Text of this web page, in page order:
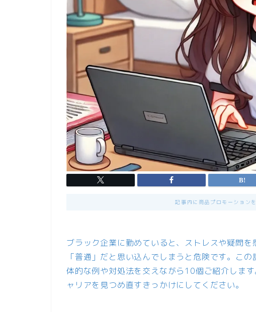
記事内に商品プロモーション
ブラック企業に勤めていると、ストレスや疑問
「普通」だと思い込んでしまうと危険です。こ
体的な例や対処法を交えながら10個ご紹介しま
ャリアを見つめ直すきっかけにしてください。